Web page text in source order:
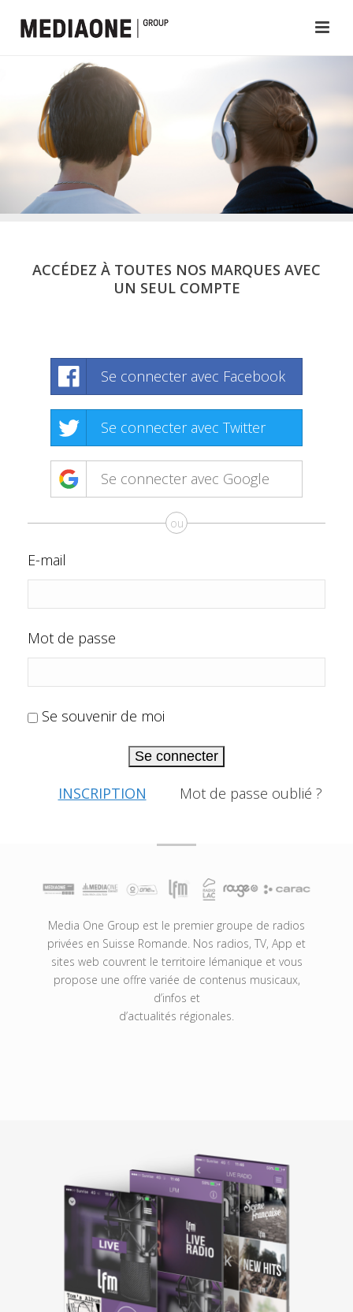
ACCÉDEZ À TOUTES NOS MARQUES AVEC
UN SEUL COMPTE
Se connecter avec Facebook
Se connecter avec Twitter
Se connecter avec Google
ou
E-mail
Mot de passe
Se souvenir de moi
Se connecter
INSCRIPTION Mot de passe oublié ?
Media One Group est le premier groupe de radios
privées en Suisse Romande. Nos radios, TV, App et
sites web couvrent le territoire lémanique et vous
propose une offre variée de contenus musicaux,
d’infos et
d’actualités régionales.